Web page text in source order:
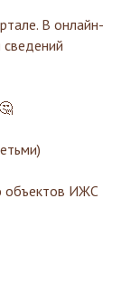
В онлайн-
объектов ИЖС